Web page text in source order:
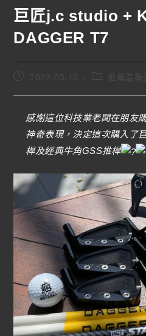
巨匠j.c studio +
DAGGER T7
2022-03-15
感謝這位科技業老闆在朋友
神奇表現，決定這次購入了
桿及經典牛角GSS推桿